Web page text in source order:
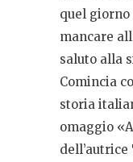
quel giorno
mancare
saluto alla
Comincia
storia
omaggio
dell’autrice